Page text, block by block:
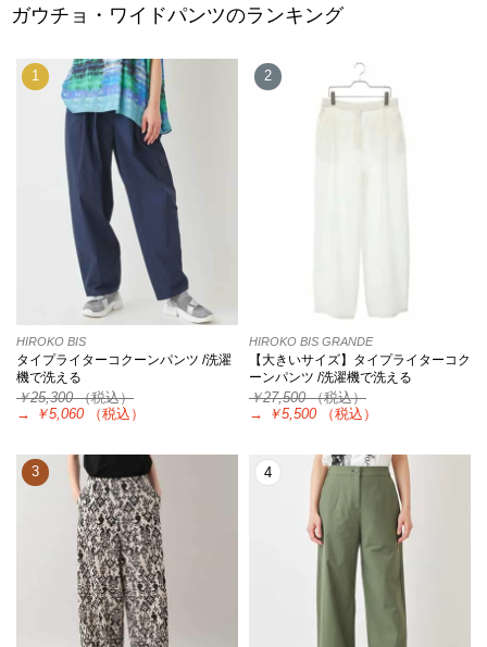
ガウチョ・ワイドパンツのランキング
1
HIROKO BIS
タイプライターコクーンパンツ /洗濯
機で洗える
￥25,300（税込）
→
￥5,060 （税込）
2
HIROKO BIS GRANDE
【大きいサイズ】タイプライターコク
ーンパンツ /洗濯機で洗える
￥27,500（税込）
→
￥5,500 （税込）
3 4